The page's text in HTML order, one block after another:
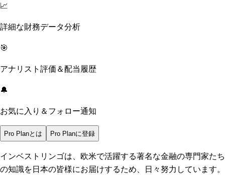
📈
詳細な財務データ分析
🎯
アナリスト評価＆配当履歴
🔔
お気に入り＆フォロー通知
Pro Planとは Pro Planに登録
インベストリンゴは、欧米で活躍する著名な金融の専門家たち
の知識を日本の皆様にお届けするため、日々努力しています。